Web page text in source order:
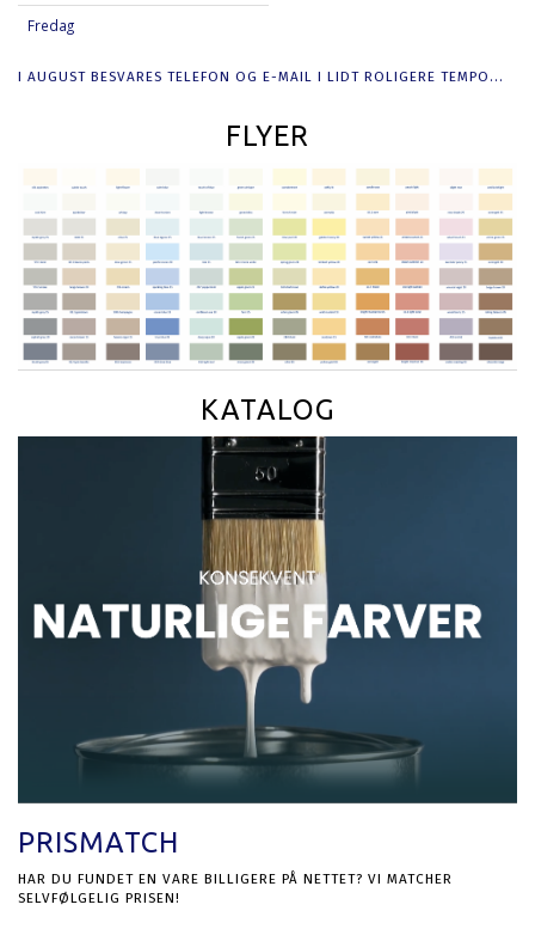
Fredag
I AUGUST BESVARES TELEFON OG E-MAIL I LIDT ROLIGERE TEMPO...
FLYER
KATALOG
PRISMATCH
HAR DU FUNDET EN VARE BILLIGERE PÅ NETTET? VI MATCHER
SELVFØLGELIG PRISEN!